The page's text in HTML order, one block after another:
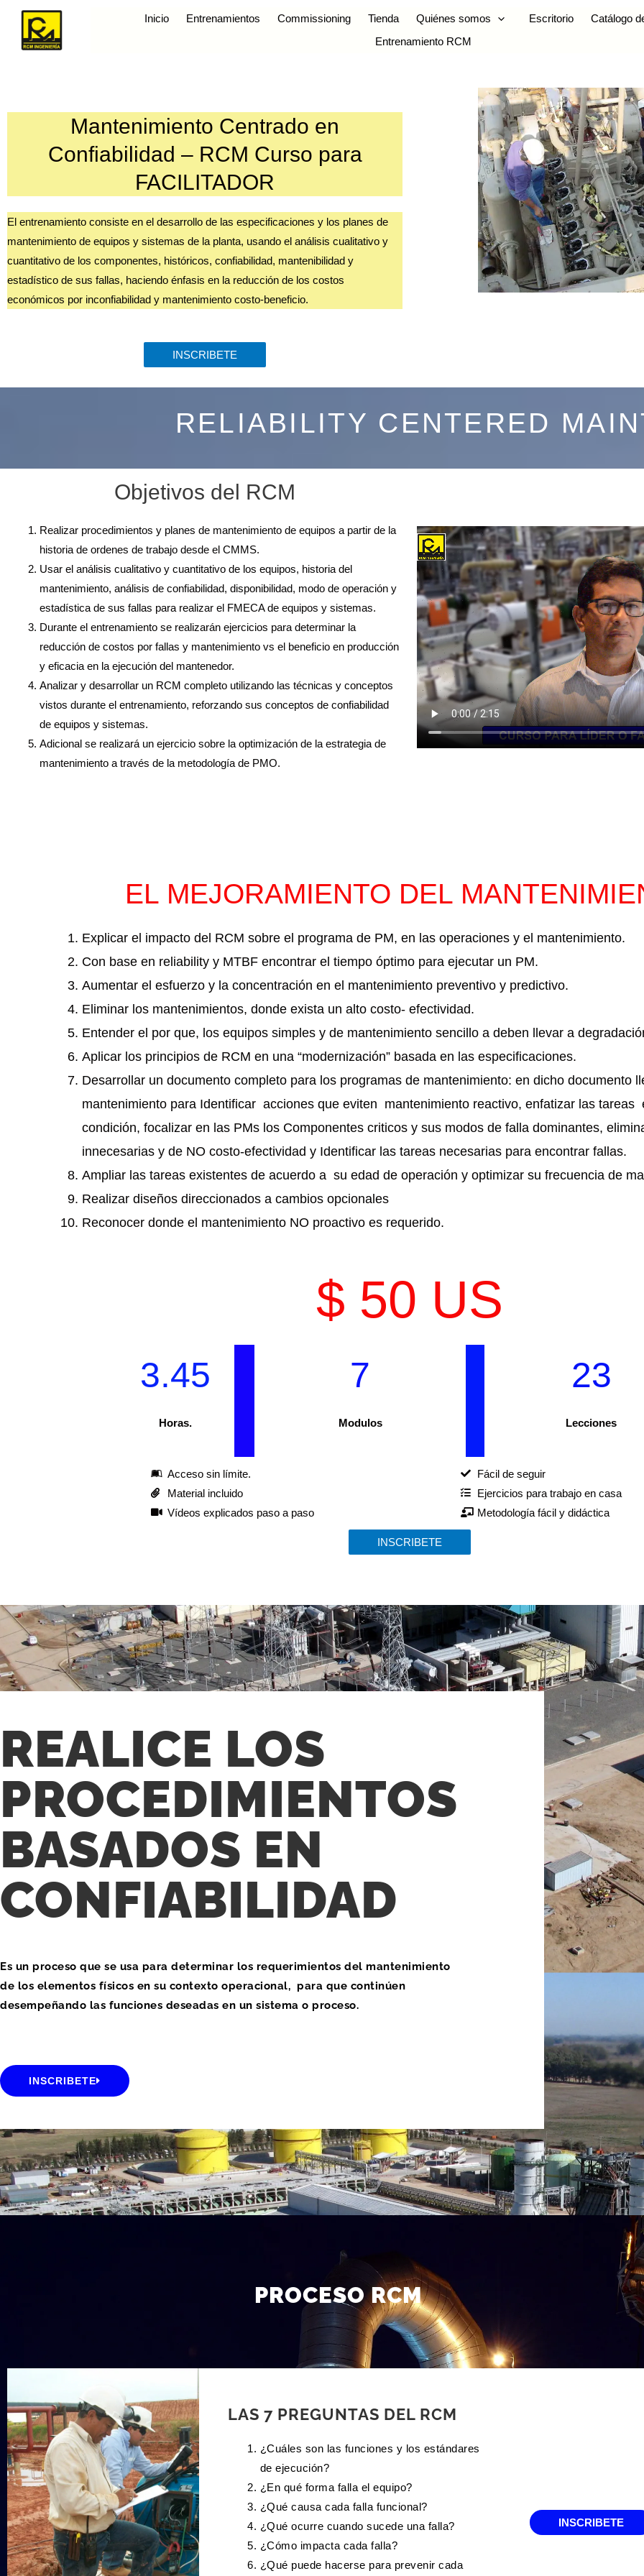
Inicio Entrenamientos Commissioning Tienda Quiénes somos Escritorio
Catálogo
Entrenamiento RCM
Mantenimiento Centrado en
Confiabilidad – RCM Curso para
FACILITADOR
El entrenamiento consiste en el desarrollo de las especificaciones y los planes de
mantenimiento de equipos y sistemas de la planta, usando el análisis cualitativo y
cuantitativo de los componentes, históricos, confiabilidad, mantenibilidad y
estadístico de sus fallas, haciendo énfasis en la reducción de los costos
económicos por inconfiabilidad y mantenimiento costo-beneficio.
INSCRIBETE
RELIABILITY CENTERED
Objetivos del RCM
Realizar procedimientos y planes de mantenimiento de equipos a partir de la
historia de ordenes de trabajo desde el CMMS.
Usar el análisis cualitativo y cuantitativo de los equipos, historia del
mantenimiento, análisis de confiabilidad, disponibilidad, modo de operación y
estadística de sus fallas para realizar el FMECA de equipos y sistemas.
Durante el entrenamiento se realizarán ejercicios para determinar la
reducción de costos por fallas y mantenimiento vs el beneficio en producción
y eficacia en la ejecución del mantenedor.
Analizar y desarrollar un RCM completo utilizando las técnicas y conceptos
vistos durante el entrenamiento, reforzando sus conceptos de confiabilidad
de equipos y sistemas.
Adicional se realizará un ejercicio sobre la optimización de la estrategia de
mantenimiento a través de la metodología de PMO.
EL MEJORAMIENTO DEL
Explicar el impacto del RCM sobre el programa de PM, en las operaciones y el mantenimiento.
Con base en reliability y MTBF encontrar el tiempo óptimo para ejecutar un PM.
Aumentar el esfuerzo y la concentración en el mantenimiento preventivo y predictivo.
Eliminar los mantenimientos, donde exista un alto costo- efectividad.
Entender el por que, los equipos simples y de mantenimiento sencillo a deben llevar a
Aplicar los principios de RCM en una “modernización” basada en las especificaciones.
Desarrollar un documento completo para los programas de mantenimiento: en dicho documento
mantenimiento para Identificar acciones que eviten mantenimiento reactivo, enfatizar las tareas
condición, focalizar en las PMs los Componentes criticos y sus modos de falla dominantes,
innecesarias y de NO costo-efectividad y Identificar las tareas necesarias para encontrar fallas.
Ampliar las tareas existentes de acuerdo a su edad de operación y optimizar su frecuencia de
Realizar diseños direccionados a cambios opcionales
Reconocer donde el mantenimiento NO proactivo es requerido.
$ 50 US
3.45
Horas.
7
Modulos
23
Lecciones
Acceso sin límite.
Material incluido
Vídeos explicados paso a paso
Fácil de seguir
Ejercicios para trabajo en casa
Metodología fácil y didáctica
INSCRIBETE
REALICE LOS
PROCEDIMIENTOS
BASADOS EN
CONFIABILIDAD
Es un proceso que se usa para determinar los requerimientos del mantenimiento
de los elementos físicos en su contexto operacional, para que continúen
desempeñando las funciones deseadas en un sistema o proceso.
INSCRIBETE
PROCESO RCM
LAS 7 PREGUNTAS DEL RCM
¿Cuáles son las funciones y los estándares
de ejecución?
¿En qué forma falla el equipo?
¿Qué causa cada falla funcional?
¿Qué ocurre cuando sucede una falla?
¿Cómo impacta cada falla?
¿Qué puede hacerse para prevenir cada
INSCRIBETE